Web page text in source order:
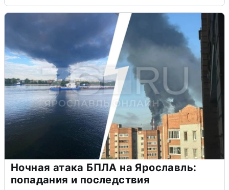
Ночная атака БПЛА на Ярославль:
попадания и последствия